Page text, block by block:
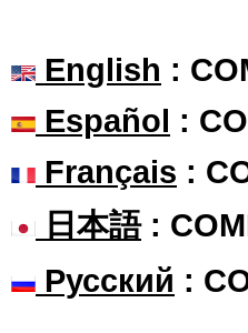
English :
Español :
Français :
日本語:
Русский :